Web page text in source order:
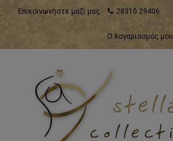
Επικοινωνήστε μαζί μας 28310 29406
Ο λογαριασμός μου